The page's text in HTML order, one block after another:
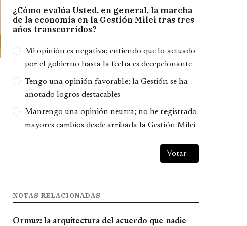
¿Cómo evalúa Usted, en general, la marcha
de la economía en la Gestión Milei tras tres
años transcurridos?
Opciones
Mi opinión es negativa; entiendo que lo actuado
por el gobierno hasta la fecha es decepcionante
Tengo una opinión favorable; la Gestión se ha
anotado logros destacables
Mantengo una opinión neutra; no he registrado
mayores cambios desde arribada la Gestión Milei
NOTAS RELACIONADAS
Ormuz: la arquitectura del acuerdo que nadie